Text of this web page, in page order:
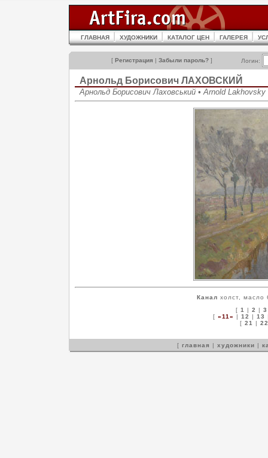
ГЛАВНАЯ ХУДОЖНИКИ КАТАЛОГ ЦЕН ГАЛЕРЕЯ
[ Регистрация | Забыли пароль? ] Логин:
Арнольд Борисович ЛАХОВСКИЙ
Арнольд Борисович Лаховський • Arnold Lakhovsky
Канал холст,
[ 1 | 2 | 3
[ »11« | 12 | 13
[ 21 | 22
[ главная | художники |